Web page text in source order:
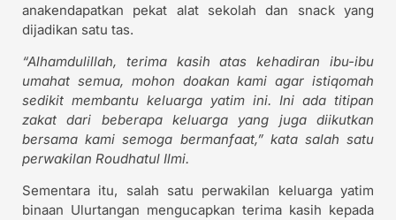
anakendapatkan pekat alat sekolah dan snack yang
dijadikan satu tas.
“Alhamdulillah, terima kasih atas kehadiran ibu-ibu
umahat semua, mohon doakan kami agar istiqomah
sedikit membantu keluarga yatim ini. Ini ada titipan
zakat dari beberapa keluarga yang juga diikutkan
bersama kami semoga bermanfaat,” kata salah satu
perwakilan Roudhatul Ilmi.
Sementara itu, salah satu perwakilan keluarga yatim
binaan Ulurtangan mengucapkan terima kasih kepada